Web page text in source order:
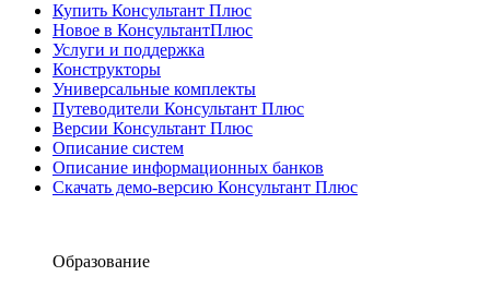
Купить Консультант Плюс
Новое в КонсультантПлюс
Услуги и поддержка
Конструкторы
Универсальные комплекты
Путеводители Консультант Плюс
Версии Консультант Плюс
Описание систем
Описание информационных банков
Скачать демо-версию Консультант Плюс
Образование